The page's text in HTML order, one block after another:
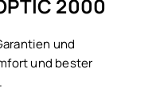
2000
und
und bester